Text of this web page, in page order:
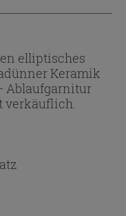
elliptisches
Keramik
Ablaufgarnitur